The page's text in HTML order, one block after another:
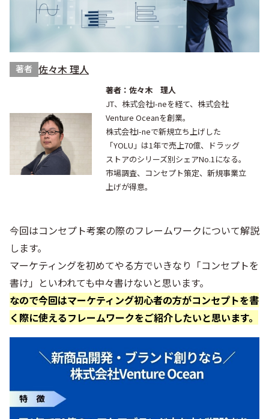
著者 佐々木 理人
著者：佐々木 理人
JT、株式会社I-neを経て、株式会社
Venture Oceanを創業。
株式会社I-neで新規立ち上げした
「YOLU」は1年で売上70億、ドラッグ
ストアのシリーズ別シェアNo.1になる。
市場調査、コンセプト策定、新規事業立
上げが得意。
今回はコンセプト考案の際のフレームワークについて解説
します。
マーケティングを初めてやる方でいきなり「コンセプトを
書け」といわれても中々書けないと思います。
なので今回はマーケティング初心者の方がコンセプトを書
く際に使えるフレームワークをご紹介したいと思います。